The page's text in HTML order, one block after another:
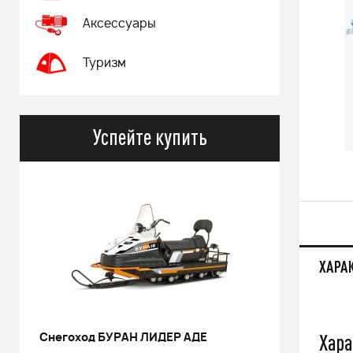
Аксессуары
Туризм
Успейте купить
Снегоход БУРАН ЛИДЕР АДЕ РИНАЛЬ